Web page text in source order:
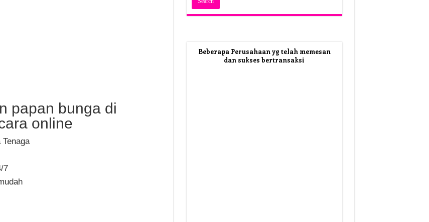
papan bunga di
online
7
Beberapa Perusahaan yg telah memesan
dan sukses bertransaksi